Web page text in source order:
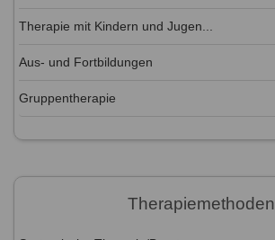
Therapie mit Kindern und Jugen...
Aus- und Fortbildungen
Gruppentherapie
Therapiemethoden